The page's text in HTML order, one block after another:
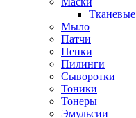
Тканевые
Мыло
Патчи
Пенки
Пилинги
Сыворотки
Тоники
Тонеры
Эмульсии